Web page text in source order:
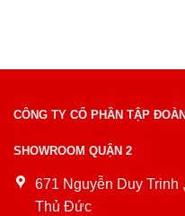
CÔNG TY CỔ PHẦN TẬP
SHOWROOM QUẬN 2
671 Nguyễn Duy
Thủ Đức